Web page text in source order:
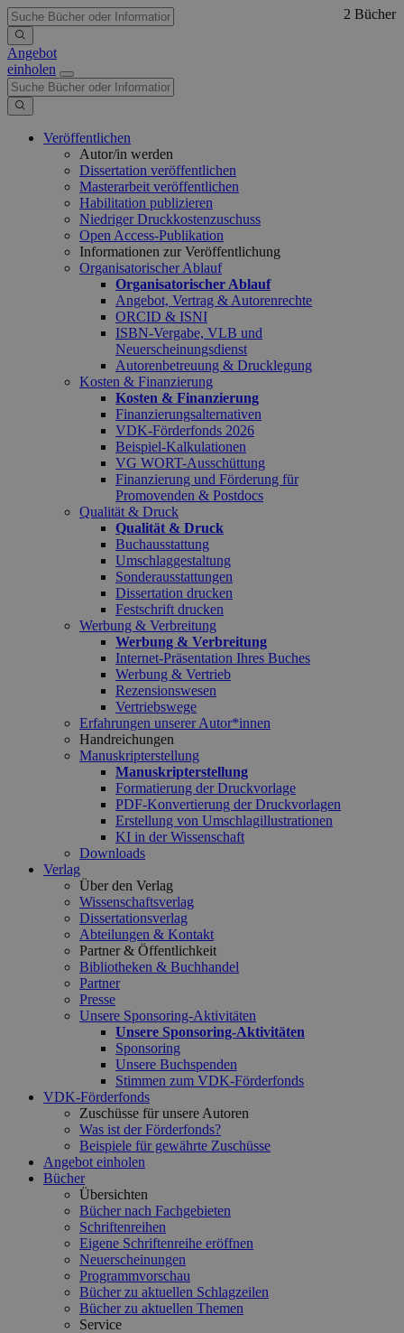
Angebot
einholen
Veröffentlichen
Autor/in werden
Dissertation veröffentlichen
Masterarbeit veröffentlichen
Habilitation publizieren
Niedriger Druckkostenzuschuss
Open Access-Publikation
Informationen zur Veröffentlichung
Organisatorischer Ablauf
Organisatorischer Ablauf
Angebot, Vertrag & Autorenrechte
ORCID & ISNI
ISBN-Vergabe, VLB und
Neuerscheinungsdienst
Autorenbetreuung & Drucklegung
Kosten & Finanzierung
Kosten & Finanzierung
Finanzierungsalternativen
VDK-Förderfonds 2026
Beispiel-Kalkulationen
VG WORT-Ausschüttung
Finanzierung und Förderung für
Promovenden & Postdocs
Qualität & Druck
Qualität & Druck
Buchausstattung
Umschlaggestaltung
Sonderausstattungen
Dissertation drucken
Festschrift drucken
Werbung & Verbreitung
Werbung & Verbreitung
Internet-Präsentation Ihres Buches
Werbung & Vertrieb
Rezensionswesen
Vertriebswege
Erfahrungen unserer Autor*innen
Handreichungen
Manuskripterstellung
Manuskripterstellung
Formatierung der Druckvorlage
PDF-Konvertierung der Druckvorlagen
Erstellung von Umschlagillustrationen
KI in der Wissenschaft
Downloads
Verlag
Über den Verlag
Wissenschaftsverlag
Dissertationsverlag
Abteilungen & Kontakt
Partner & Öffentlichkeit
Bibliotheken & Buchhandel
Partner
Presse
Unsere Sponsoring-Aktivitäten
Unsere Sponsoring-Aktivitäten
Sponsoring
Unsere Buchspenden
Stimmen zum VDK-Förderfonds
VDK-Förderfonds
Zuschüsse für unsere Autoren
Was ist der Förderfonds?
Beispiele für gewährte Zuschüsse
Angebot einholen
Bücher
Übersichten
Bücher nach Fachgebieten
Schriftenreihen
Eigene Schriftenreihe eröffnen
Neuerscheinungen
Programmvorschau
Bücher zu aktuellen Schlagzeilen
Bücher zu aktuellen Themen
Service
2 Bücher